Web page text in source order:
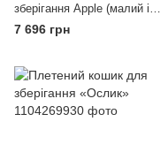
зберігання Apple (малий і
великий)
7 696 грн